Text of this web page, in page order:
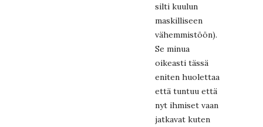
silti kuulun
maskilliseen
vähemmistöön).
Se minua
oikeasti tässä
eniten huolettaa
että tuntuu että
nyt ihmiset vaan
jatkavat kuten